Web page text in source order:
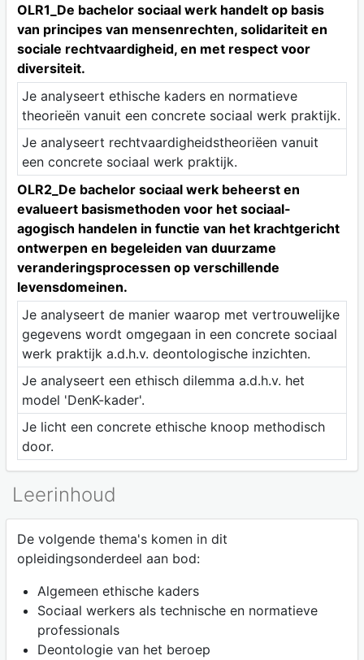
OLR1_De bachelor sociaal werk handelt op basis
van principes van mensenrechten, solidariteit en
sociale rechtvaardigheid, en met respect voor
diversiteit.
Je analyseert ethische kaders en normatieve
theorieën vanuit een concrete sociaal werk praktijk.
Je analyseert rechtvaardigheidstheoriëen vanuit
een concrete sociaal werk praktijk.
OLR2_De bachelor sociaal werk beheerst en
evalueert basismethoden voor het sociaal-
agogisch handelen in functie van het krachtgericht
ontwerpen en begeleiden van duurzame
veranderingsprocessen op verschillende
levensdomeinen.
Je analyseert de manier waarop met vertrouwelijke
gegevens wordt omgegaan in een concrete sociaal
werk praktijk a.d.h.v. deontologische inzichten.
Je analyseert een ethisch dilemma a.d.h.v. het
model 'DenK-kader'.
Je licht een concrete ethische knoop methodisch
door.
Leerinhoud
De volgende thema's komen in dit
opleidingsonderdeel aan bod:
Algemeen ethische kaders
Sociaal werkers als technische en normatieve
professionals
Deontologie van het beroep